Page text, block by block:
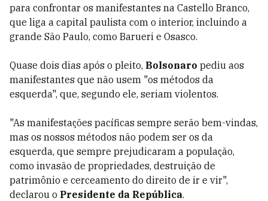
para confrontar os manifestantes na Castello Branco,
que liga a capital paulista com o interior, incluindo a
grande São Paulo, como Barueri e Osasco.
Quase dois dias após o pleito, Bolsonaro pediu aos
manifestantes que não usem "os métodos da
esquerda", que, segundo ele, seriam violentos.
"As manifestações pacíficas sempre serão bem-vindas,
mas os nossos métodos não podem ser os da
esquerda, que sempre prejudicaram a população,
como invasão de propriedades, destruição de
patrimônio e cerceamento do direito de ir e vir",
declarou o Presidente da República.